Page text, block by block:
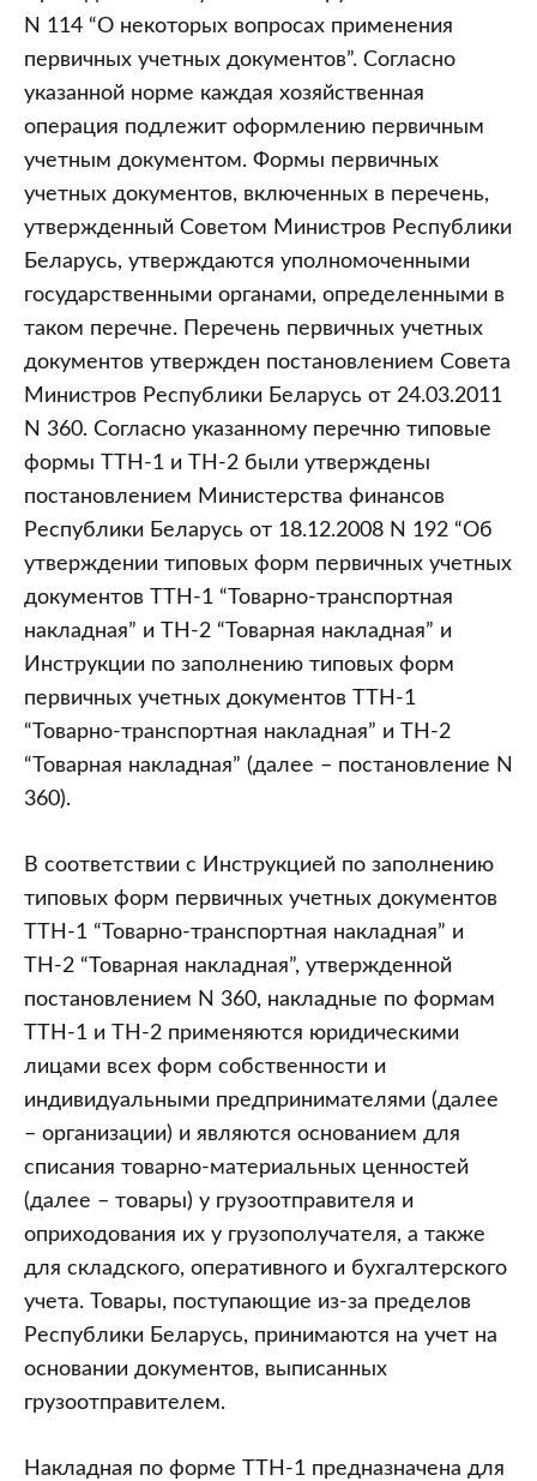
N 114 “О некоторых вопросах применения
первичных учетных документов”. Согласно
указанной норме каждая хозяйственная
операция подлежит оформлению первичным
учетным документом. Формы первичных
учетных документов, включенных в перечень,
утвержденный Советом Министров Республики
Беларусь, утверждаются уполномоченными
государственными органами, определенными в
таком перечне. Перечень первичных учетных
документов утвержден постановлением Совета
Министров Республики Беларусь от 24.03.2011
N 360. Согласно указанному перечню типовые
формы ТТН-1 и ТН-2 были утверждены
постановлением Министерства финансов
Республики Беларусь от 18.12.2008 N 192 “Об
утверждении типовых форм первичных учетных
документов ТТН-1 “Товарно-транспортная
накладная” и ТН-2 “Товарная накладная” и
Инструкции по заполнению типовых форм
первичных учетных документов ТТН-1
“Товарно-транспортная накладная” и ТН-2
“Товарная накладная” (далее – постановление N
360).
В соответствии с Инструкцией по заполнению
типовых форм первичных учетных документов
ТТН-1 “Товарно-транспортная накладная” и
ТН-2 “Товарная накладная”, утвержденной
постановлением N 360, накладные по формам
ТТН-1 и ТН-2 применяются юридическими
лицами всех форм собственности и
индивидуальными предпринимателями (далее
– организации) и являются основанием для
списания товарно-материальных ценностей
(далее – товары) у грузоотправителя и
оприходования их у грузополучателя, а также
для складского, оперативного и бухгалтерского
учета. Товары, поступающие из-за пределов
Республики Беларусь, принимаются на учет на
основании документов, выписанных
грузоотправителем.
Накладная по форме ТТН-1 предназначена для